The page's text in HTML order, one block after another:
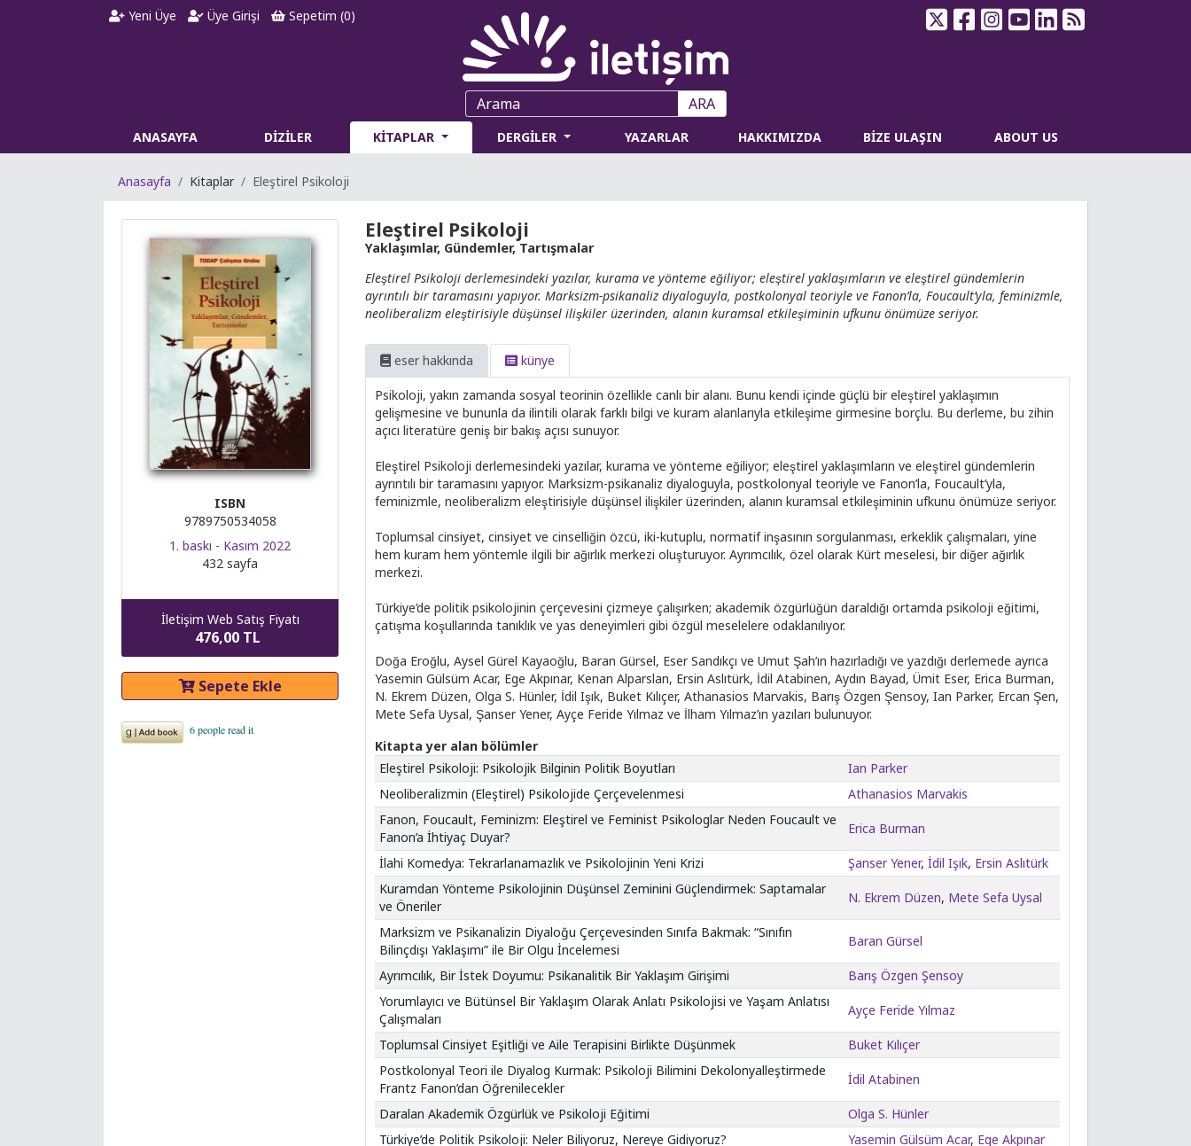
Yeni Üye Üye Girişi Sepetim (0)
ARA
ANASAYFA DİZİLER KİTAPLAR DERGİLER YAZARLAR HAKKIMIZDA BİZE ULAŞIN ABOUT US
Anasayfa Kitaplar Eleştirel Psikoloji
ISBN
9789750534058
1. baskı - Kasım 2022
432 sayfa
İletişim Web Satış Fiyatı
476,00 TL
Sepete Ekle
Eleştirel Psikoloji
Yaklaşımlar, Gündemler, Tartışmalar
Eleştirel Psikoloji derlemesindeki yazılar, kurama ve yönteme eğiliyor; eleştirel yaklaşımların ve eleştirel gündemlerin
ayrıntılı bir taramasını yapıyor. Marksizm-psikanaliz diyaloguyla, postkolonyal teoriyle ve Fanon’la, Foucault’yla, feminizmle,
neoliberalizm eleştirisiyle düşünsel ilişkiler üzerinden, alanın kuramsal etkileşiminin ufkunu önümüze seriyor.
eser hakkında künye
Psikoloji, yakın zamanda sosyal teorinin özellikle canlı bir alanı. Bunu kendi içinde güçlü bir eleştirel yaklaşımın
gelişmesine ve bununla da ilintili olarak farklı bilgi ve kuram alanlarıyla etkileşime girmesine borçlu. Bu derleme, bu zihin
açıcı literatüre geniş bir bakış açısı sunuyor.
Eleştirel Psikoloji derlemesindeki yazılar, kurama ve yönteme eğiliyor; eleştirel yaklaşımların ve eleştirel gündemlerin
ayrıntılı bir taramasını yapıyor. Marksizm-psikanaliz diyaloguyla, postkolonyal teoriyle ve Fanon’la, Foucault’yla,
feminizmle, neoliberalizm eleştirisiyle düşünsel ilişkiler üzerinden, alanın kuramsal etkileşiminin ufkunu önümüze seriyor.
Toplumsal cinsiyet, cinsiyet ve cinselliğin özcü, iki-kutuplu, normatif inşasının sorgulanması, erkeklik çalışmaları, yine
hem kuram hem yöntemle ilgili bir ağırlık merkezi oluşturuyor. Ayrımcılık, özel olarak Kürt meselesi, bir diğer ağırlık
merkezi.
Türkiye’de politik psikolojinin çerçevesini çizmeye çalışırken; akademik özgürlüğün daraldığı ortamda psikoloji eğitimi,
çatışma koşullarında tanıklık ve yas deneyimleri gibi özgül meselelere odaklanılıyor.
Doğa Eroğlu, Aysel Gürel Kayaoğlu, Baran Gürsel, Eser Sandıkçı ve Umut Şah’ın hazırladığı ve yazdığı derlemede ayrıca
Yasemin Gülsüm Acar, Ege Akpınar, Kenan Alparslan, Ersin Aslıtürk, İdil Atabinen, Aydın Bayad, Ümit Eser, Erica Burman,
N. Ekrem Düzen, Olga S. Hünler, İdil Işık, Buket Kılıçer, Athanasios Marvakis, Barış Özgen Şensoy, Ian Parker, Ercan Şen,
Mete Sefa Uysal, Şanser Yener, Ayçe Feride Yılmaz ve İlham Yılmaz’ın yazıları bulunuyor.
Kitapta yer alan bölümler
Eleştirel Psikoloji: Psikolojik Bilginin Politik Boyutları
Ian Parker
Neoliberalizmin (Eleştirel) Psikolojide Çerçevelenmesi
Athanasios Marvakis
Fanon, Foucault, Feminizm: Eleştirel ve Feminist Psikologlar Neden Foucault ve
Fanon’a İhtiyaç Duyar?
Erica Burman
İlahi Komedya: Tekrarlanamazlık ve Psikolojinin Yeni Krizi Şanser Yener, İdil Işık, Ersin Aslıtürk
Kuramdan Yönteme Psikolojinin Düşünsel Zeminini Güçlendirmek: Saptamalar
ve Öneriler
N. Ekrem Düzen, Mete Sefa Uysal
Marksizm ve Psikanalizin Diyaloğu Çerçevesinden Sınıfa Bakmak: “Sınıfın
Bilinçdışı Yaklaşımı” ile Bir Olgu İncelemesi
Baran Gürsel
Ayrımcılık, Bir İstek Doyumu: Psikanalitik Bir Yaklaşım Girişimi
Barış Özgen Şensoy
Yorumlayıcı ve Bütünsel Bir Yaklaşım Olarak Anlatı Psikolojisi ve Yaşam Anlatısı
Çalışmaları
Ayçe Feride Yılmaz
Toplumsal Cinsiyet Eşitliği ve Aile Terapisini Birlikte Düşünmek
Buket Kılıçer
Postkolonyal Teori ile Diyalog Kurmak: Psikoloji Bilimini Dekolonyalleştirmede
Frantz Fanon’dan Öğrenilecekler
İdil Atabinen
Daralan Akademik Özgürlük ve Psikoloji Eğitimi
Olga S. Hünler
Türkiye’de Politik Psikoloji: Neler Biliyoruz, Nereye Gidiyoruz?
Yasemin Gülsüm Acar, Ege Akpınar